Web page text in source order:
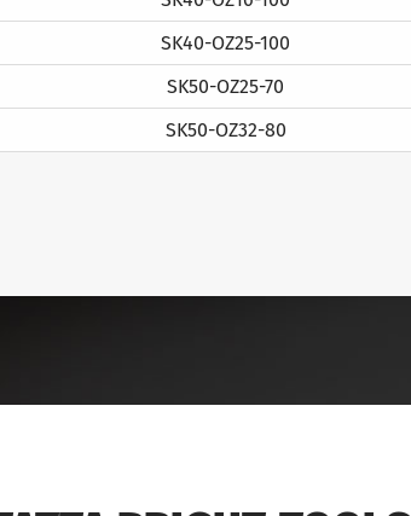
SK40-OZ25-100
SK50-OZ25-70
SK50-OZ32-80